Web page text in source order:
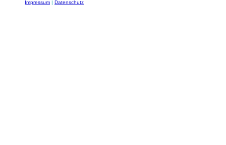
Impressum | Datenschutz